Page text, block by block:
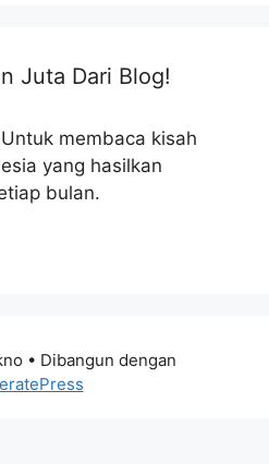
Juta Dari Blog!
membaca kisah
yang hasilkan
bulan.
• Dibangun dengan